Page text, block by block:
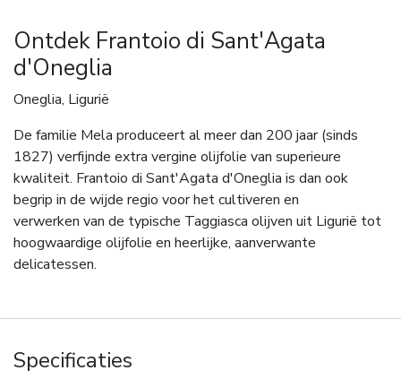
Ontdek Frantoio di Sant'Agata
d'Oneglia
Oneglia, Ligurië
De familie Mela produceert al meer dan 200 jaar (sinds
1827) verfijnde extra vergine olijfolie van superieure
kwaliteit. Frantoio di Sant'Agata d'Oneglia is dan ook
begrip in de wijde regio voor het cultiveren en
verwerken van de typische Taggiasca olijven uit Ligurië tot
hoogwaardige olijfolie en heerlijke, aanverwante
delicatessen.
Specificaties